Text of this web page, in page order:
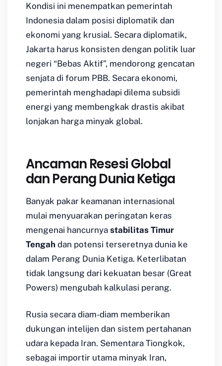
Kondisi ini menempatkan pemerintah
Indonesia dalam posisi diplomatik dan
ekonomi yang krusial. Secara diplomatik,
Jakarta harus konsisten dengan politik luar
negeri “Bebas Aktif”, mendorong gencatan
senjata di forum PBB. Secara ekonomi,
pemerintah menghadapi dilema subsidi
energi yang membengkak drastis akibat
lonjakan harga minyak global.
Ancaman Resesi Global
dan Perang Dunia Ketiga
Banyak pakar keamanan internasional
mulai menyuarakan peringatan keras
mengenai hancurnya stabilitas Timur
Tengah dan potensi terseretnya dunia ke
dalam Perang Dunia Ketiga. Keterlibatan
tidak langsung dari kekuatan besar (Great
Powers) mengubah kalkulasi perang.
Rusia secara diam-diam memberikan
dukungan intelijen dan sistem pertahanan
udara kepada Iran. Sementara Tiongkok,
sebagai importir utama minyak Iran,